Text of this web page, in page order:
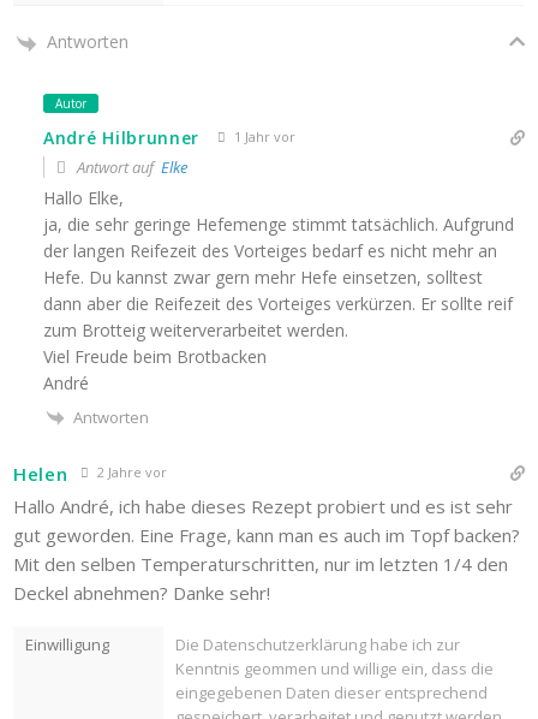
Antworten
Autor
André Hilbrunner 1 Jahr vor
Antwort auf Elke
Hallo Elke,
ja, die sehr geringe Hefemenge stimmt tatsächlich. Aufgrund
der langen Reifezeit des Vorteiges bedarf es nicht mehr an
Hefe. Du kannst zwar gern mehr Hefe einsetzen, solltest
dann aber die Reifezeit des Vorteiges verkürzen. Er sollte reif
zum Brotteig weiterverarbeitet werden.
Viel Freude beim Brotbacken
André
Antworten
Helen 2 Jahre vor
Hallo André, ich habe dieses Rezept probiert und es ist sehr
gut geworden. Eine Frage, kann man es auch im Topf backen?
Mit den selben Temperaturschritten, nur im letzten 1/4 den
Deckel abnehmen? Danke sehr!
Einwilligung
Die Datenschutzerklärung habe ich zur
Kenntnis geommen und willige ein, dass die
eingegebenen Daten dieser entsprechend